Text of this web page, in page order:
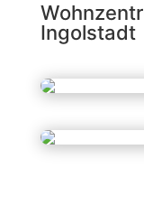
Ingolstadt